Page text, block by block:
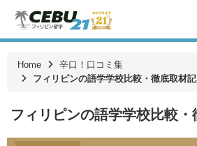
Home
辛口！口コミ集
フィリピンの語学学校比較・徹底取材記
フィリピンの語学学校比較・